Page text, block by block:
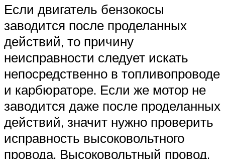
Если двигатель бензокосы
заводится после проделанных
действий, то причину
неисправности следует искать
непосредственно в топливопроводе
и карбюраторе. Если же мотор не
заводится даже после проделанных
действий, значит нужно проверить
исправность высоковольтного
провода. Высоковольтный провод,